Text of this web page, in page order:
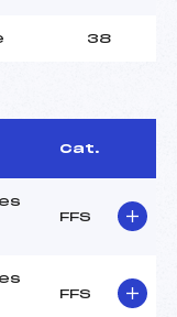
38
Cat.
FFS
FFS